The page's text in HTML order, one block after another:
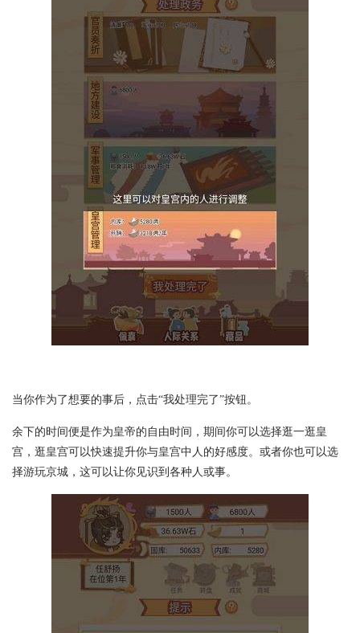
当你作为了想要的事后，点击“我处理完了”按钮。
余下的时间便是作为皇帝的自由时间，期间你可以选择逛一逛皇
宫，逛皇宫可以快速提升你与皇宫中人的好感度。或者你也可以选
择游玩京城，这可以让你见识到各种人或事。